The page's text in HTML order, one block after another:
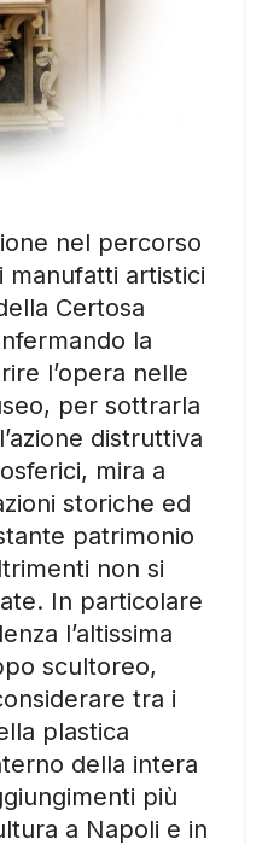
nel percorso
manufatti artistici
Certosa
la
l’opera nelle
per sottrarla
distruttiva
mira a
storiche ed
patrimonio
non si
In particolare
l’altissima
scultoreo,
tra i
plastica
della intera
più
a Napoli e in